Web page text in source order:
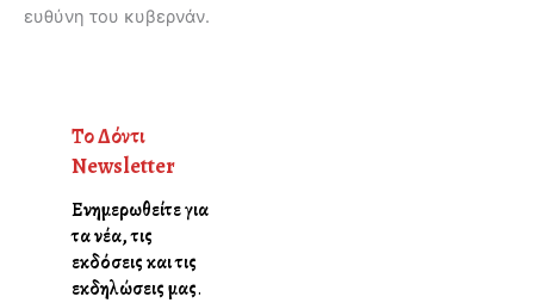
ευθύνη του κυβερνάν.
Το Δόντι
Newsletter
Ενημερωθείτε για
τα νέα, τις
εκδόσεις και τις
εκδηλώσεις μας.